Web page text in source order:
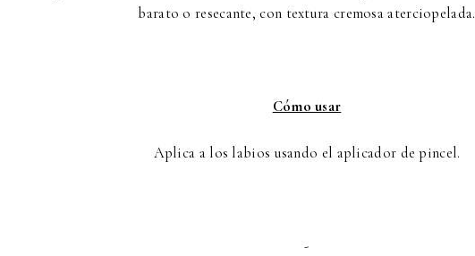
barato o resecante, con textura cremosa aterciopelada.
Cómo usar
Aplica a los labios usando el aplicador de pincel.
-